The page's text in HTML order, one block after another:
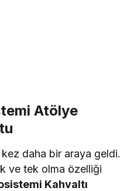
Atölye
daha bir araya geldi.
ve tek olma özelliği
Kahvaltı